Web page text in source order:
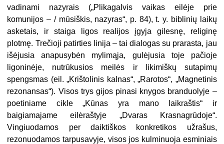
vadinami nazyrais („Plikagalvis vaikas eilėje prie
komunijos – / mūsiškis, nazyras“, p. 84), t. y. biblinių laikų
asketais, ir staiga ligos realijos įgyja gilesnę, religinę
plotmę. Trečioji patirties linija – tai dialogas su prarasta, jau
išėjusia anapusybėn mylimąja, gulėjusia toje pačioje
ligoninėje, nutrūkusios meilės ir likimiškų sutapimų
spengsmas (eil. „Krištolinis kalnas“, „Rarotos“, „Magnetinis
rezonansas“). Visos trys gijos pinasi knygos branduolyje –
poetiniame cikle „Kūnas yra mano laikraštis“ ir
baigiamajame eilėraštyje „Dvaras Krasnagrūdoje“.
Vingiuodamos per daiktiškos konkretikos užrašus,
rezonuodamos tarpusavyje, visos jos kulminuoja esminiais